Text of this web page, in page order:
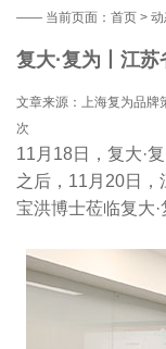
—— 当前页面： 首页 >
复大·复为丨江
文章来源：上海复为品牌
次
11月18日，复大·
之后，11月20日
宝洪博士莅临复大·